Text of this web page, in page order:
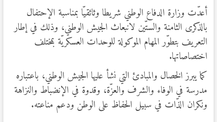
أعدّت وزارة الدفاع الوطني شريطا وثائقيّا بمناسبة الإحتفال
بالذكرى الثامنة والستّين لانبعاث الجيش الوطني، وذلك في إطار
التعريف بتطوّر المهام الموكولة للوحدات العسكريّة بمختلف
اختصاصاتها.
كما يبرز الخصال والمبادئ التي نشأ عليها الجيش الوطني، باعتباره
مدرسة في الوفاء والشرف والعزّة، وقدوة في الإنضباط والنزاهة
ونكران الذّات في سبيل الحفاظ على الوطن ودعم مناعته.